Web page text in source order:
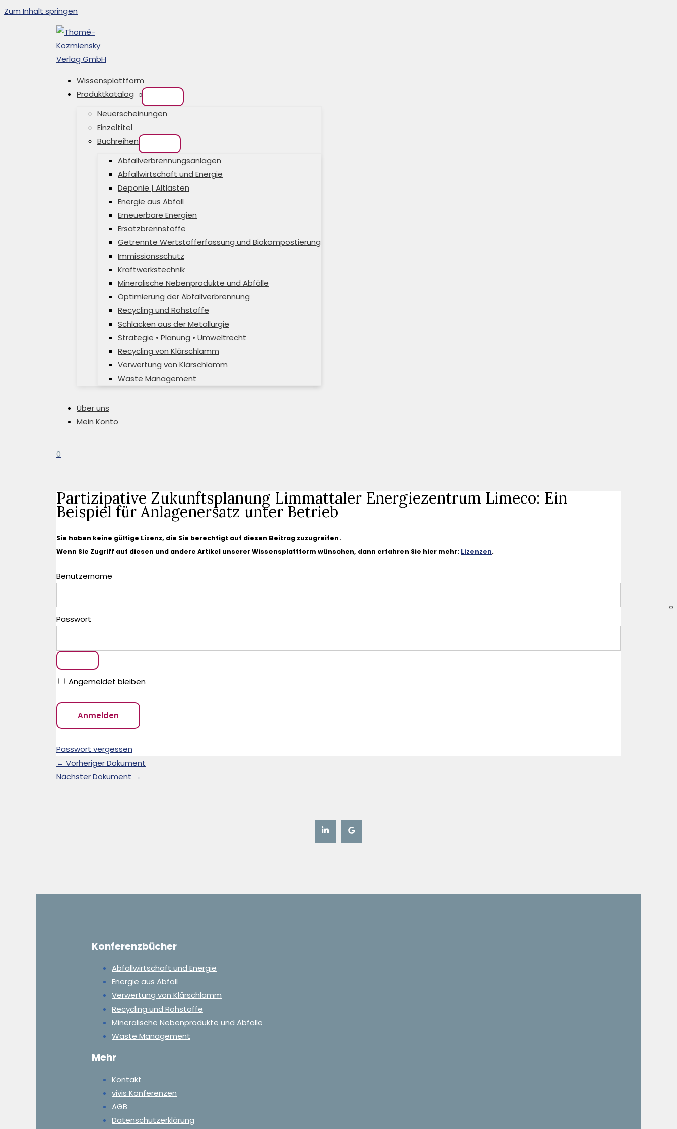
Zum Inhalt springen
Wissensplattform
Produktkatalog
Neuerscheinungen
Einzeltitel
Buchreihen
Abfallverbrennungsanlagen
Abfallwirtschaft und Energie
Deponie | Altlasten
Energie aus Abfall
Erneuerbare Energien
Ersatzbrennstoffe
Getrennte Wertstofferfassung und Biokompostierung
Immissionsschutz
Kraftwerkstechnik
Mineralische Nebenprodukte und Abfälle
Optimierung der Abfallverbrennung
Recycling und Rohstoffe
Schlacken aus der Metallurgie
Strategie • Planung • Umweltrecht
Recycling von Klärschlamm
Verwertung von Klärschlamm
Waste Management
Über uns
Mein Konto
0
Partizipative Zukunftsplanung Limmattaler Energiezentrum Limeco: Ein
Beispiel für Anlagenersatz unter Betrieb
Sie haben keine gültige Lizenz, die Sie berechtigt auf diesen Beitrag zuzugreifen.
Wenn Sie Zugriff auf diesen und andere Artikel unserer Wissensplattform wünschen, dann erfahren Sie hier mehr: Lizenzen.
Benutzername
Passwort
Angemeldet bleiben
Passwort vergessen
← Vorheriger Dokument
Nächster Dokument →
Konferenzbücher
Abfallwirtschaft und Energie
Energie aus Abfall
Verwertung von Klärschlamm
Recycling und Rohstoffe
Mineralische Nebenprodukte und Abfälle
Waste Management
Mehr
Kontakt
vivis Konferenzen
AGB
Datenschutzerklärung